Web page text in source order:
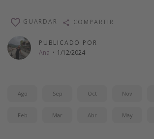
Viajes para singles
Escapadas románticas
Más temas
Cruceros por el Mediterráneo
Hoteles más hot de España
PUBLICADO POR
Ana · 1/12/2024
GUARDAR COMPARTIR
Ago Sep Oct Nov
Feb Mar Abr May